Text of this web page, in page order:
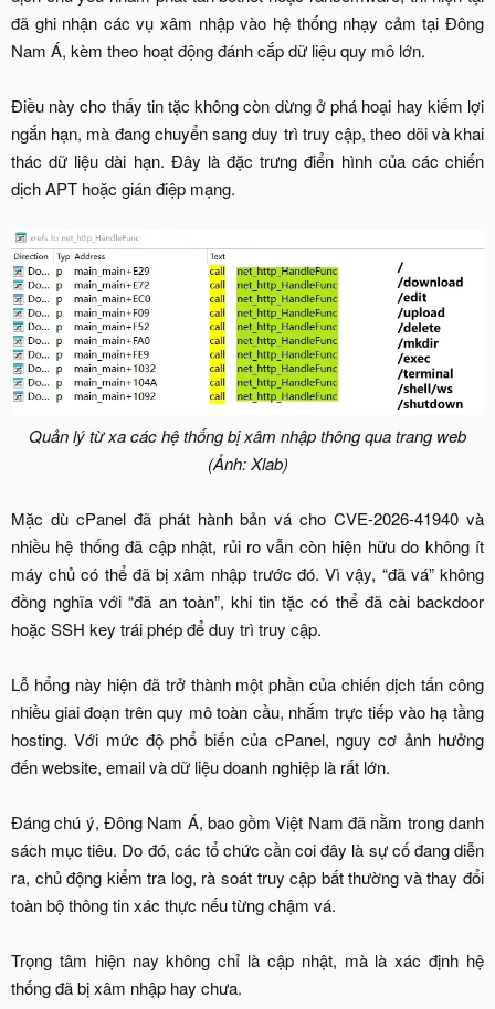
đã ghi nhận các vụ xâm nhập vào hệ thống nhạy cảm tại Đông
Nam Á, kèm theo hoạt động đánh cắp dữ liệu quy mô lớn.
Điều này cho thấy tin tặc không còn dừng ở phá hoại hay kiếm lợi
ngắn hạn, mà đang chuyển sang duy trì truy cập, theo dõi và khai
thác dữ liệu dài hạn. Đây là đặc trưng điển hình của các chiến
dịch APT hoặc gián điệp mạng.
Quản lý từ xa các hệ thống bị xâm nhập thông qua trang web
(Ảnh: Xlab)
Mặc dù cPanel đã phát hành bản vá cho CVE-2026-41940 và
nhiều hệ thống đã cập nhật, rủi ro vẫn còn hiện hữu do không ít
máy chủ có thể đã bị xâm nhập trước đó. Vì vậy, “đã vá” không
đồng nghĩa với “đã an toàn”, khi tin tặc có thể đã cài backdoor
hoặc SSH key trái phép để duy trì truy cập.
Lỗ hổng này hiện đã trở thành một phần của chiến dịch tấn công
nhiều giai đoạn trên quy mô toàn cầu, nhắm trực tiếp vào hạ tầng
hosting. Với mức độ phổ biến của cPanel, nguy cơ ảnh hưởng
đến website, email và dữ liệu doanh nghiệp là rất lớn.
Đáng chú ý, Đông Nam Á, bao gồm Việt Nam đã nằm trong danh
sách mục tiêu. Do đó, các tổ chức cần coi đây là sự cố đang diễn
ra, chủ động kiểm tra log, rà soát truy cập bất thường và thay đổi
toàn bộ thông tin xác thực nếu từng chậm vá.
Trọng tâm hiện nay không chỉ là cập nhật, mà là xác định hệ
thống đã bị xâm nhập hay chưa.​